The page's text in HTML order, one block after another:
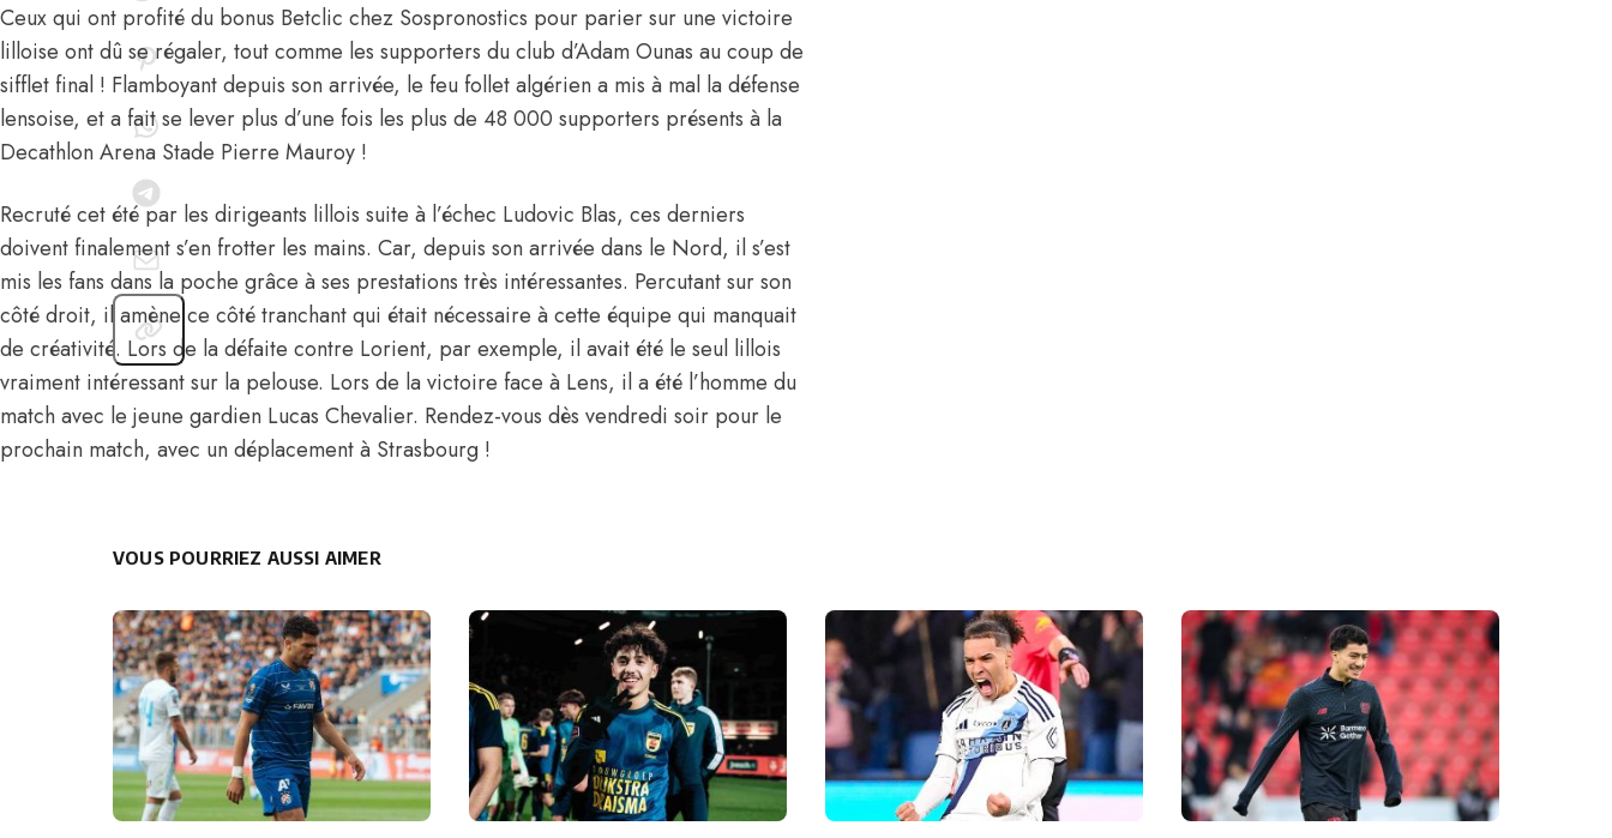
Ceux qui ont profité du bonus Betclic chez Sospronostics pour parier sur une victoire
lilloise ont dû se régaler, tout comme les supporters du club d’Adam Ounas au coup de
sifflet final ! Flamboyant depuis son arrivée, le feu follet algérien a mis à mal la défense
lensoise, et a fait se lever plus d’une fois les plus de 48 000 supporters présents à la
Decathlon Arena Stade Pierre Mauroy !
Recruté cet étépar les dirigeants lillois suite à l’échec Ludovic Blas, ces derniers
doivent finalement s’en frotter les mains. Car, depuis son arrivée dans le Nord, il s’est
mis les fans dans la poche grâce à ses prestations très intéressantes. Percutant sur son
côté droit, il amène ce côté tranchant qui était nécessaire à cette équipe qui manquait
de créativité. Lors de la défaite contre Lorient, par exemple, il avait été le seul lillois
vraiment intéressant sur la pelouse. Lors de la victoire face à Lens, il a été l’homme du
match avec le jeune gardien Lucas Chevalier. Rendez-vous dès vendredi soir pour le
prochain match, avec un déplacement à Strasbourg !
VOUS POURRIEZ AUSSI AIMER